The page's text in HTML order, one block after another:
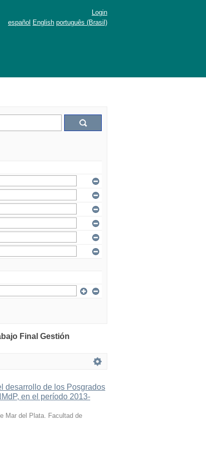
Login
español English português (Brasil)
Final Gestión
desarrollo de los Posgrados
en el período 2013-
Mar del Plata. Facultad de